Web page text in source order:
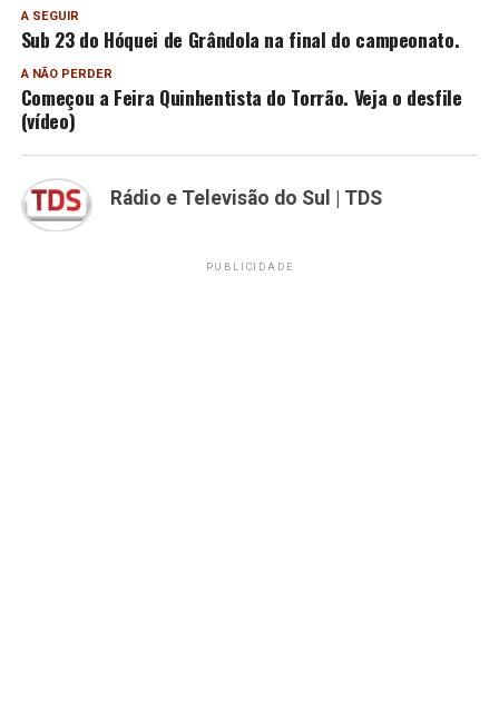
A SEGUIR
Sub 23 do Hóquei de Grândola na final do campeonato.
A NÃO PERDER
Começou a Feira Quinhentista do Torrão. Veja o desfile
(vídeo)
Rádio e Televisão do Sul | TDS
PUBLICIDADE